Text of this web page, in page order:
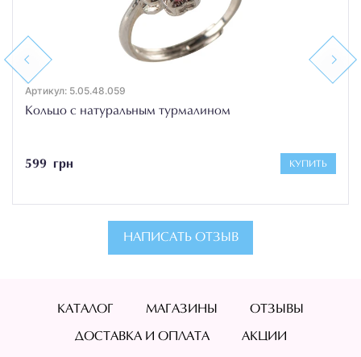
Previous
Артикул: 5.05.48.059
Кольцо с натуральным турмалином
599 грн КУПИТЬ
Next
НАПИСАТЬ ОТЗЫВ
КАТАЛОГ МАГАЗИНЫ ОТЗЫВЫ
ДОСТАВКА И ОПЛАТА АКЦИИ